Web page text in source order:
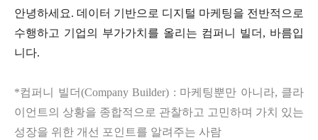
안녕하세요. 데이터 기반으로 디지털 마케팅을 전반적으로
수행하고 기업의 부가가치를 올리는 컴퍼니 빌더 , 바름입
니다.
*컴퍼니 빌더(Company Builder) : 마케팅뿐만 아니라, 클라
이언트의 상황을 종합적으로 관찰하고 고민하며 가치 있는
성장을 위한 개선 포인트를 알려주는 사람